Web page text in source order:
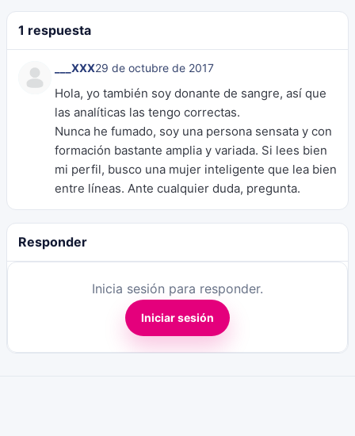
1 respuesta
___XXX29 de octubre de 2017
Hola, yo también soy donante de sangre, así que
las analíticas las tengo correctas.
Nunca he fumado, soy una persona sensata y con
formación bastante amplia y variada. Si lees bien
mi perfil, busco una mujer inteligente que lea bien
entre líneas. Ante cualquier duda, pregunta.
Responder
Inicia sesión para responder.
Iniciar sesión